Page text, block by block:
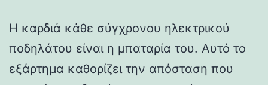
Η καρδιά κάθε σύγχρονου ηλεκτρικού
ποδηλάτου είναι η μπαταρία του. Αυτό το
εξάρτημα καθορίζει την απόσταση που